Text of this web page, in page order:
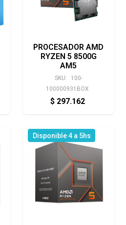
PROCESADOR AMD
RYZEN 5 8500G
AM5
SKU:
100-
100000931BOX
$ 297.162
Disponible 4 a 5hs